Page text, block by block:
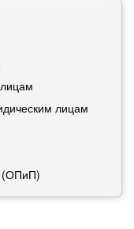
лицам
(ОПиП)